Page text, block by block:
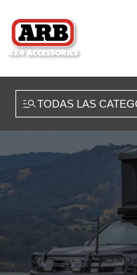
HOME»